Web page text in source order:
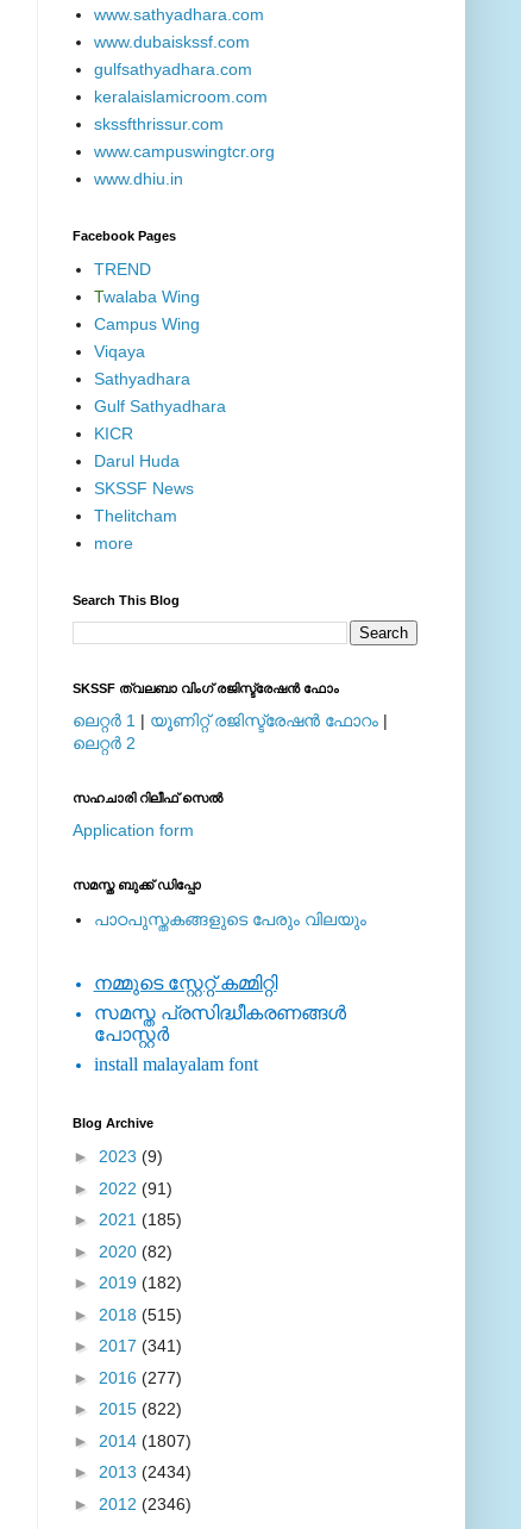
www.sathyadhara.com
www.dubaiskssf.com
gulfsathyadhara.com
keralaislamicroom.com
skssfthrissur.com
www.campuswingtcr.org
www.dhiu.in
Facebook Pages
TREND
Twalaba Wing
Campus Wing
Viqaya
Sathyadhara
Gulf Sathyadhara
KICR
Darul Huda
SKSSF News
Thelitcham
more
Search This Blog
SKSSF ത്വലബാ വിംഗ് രജിസ്ട്രേഷന്‍ ഫോം
ലെറ്റര്‍ 1 | യൂണിറ്റ് രജിസ്ട്രേഷന്‍ ഫോറം |
ലെറ്റര്‍ 2
സഹചാരി റിലീഫ് സെല്‍
Application form
സമസ്ത ബുക്ക് ഡിപ്പോ
പാഠപുസ്തകങ്ങളുടെ പേരും വിലയും
നമ്മുടെ സ്റ്റേറ്റ് കമ്മിറ്റി
സമസ്ത പ്രസിദ്ധീകരണങ്ങള്‍
പോസ്റ്റര്‍
install malayalam font
Blog Archive
► 2023 (9)
► 2022 (91)
► 2021 (185)
► 2020 (82)
► 2019 (182)
► 2018 (515)
► 2017 (341)
► 2016 (277)
► 2015 (822)
► 2014 (1807)
► 2013 (2434)
► 2012 (2346)